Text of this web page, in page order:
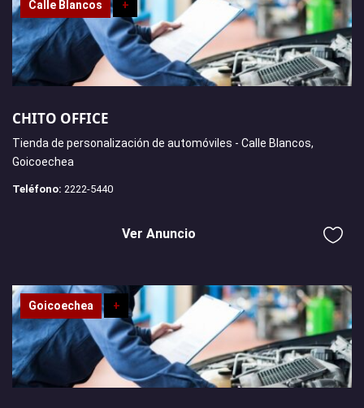
Calle Blancos +
CHITO OFFICE
Tienda de personalización de automóviles - Calle Blancos,
Goicoechea
Teléfono: 2222-5440
Ver Anuncio
Goicoechea +